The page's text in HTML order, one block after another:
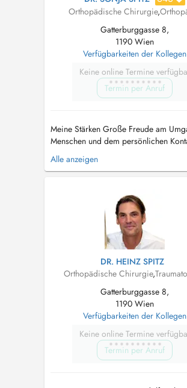
Orthopädische Chirurgie,
Gatterburggasse 8,
1190 Wien
Verfügbarkeiten der Kollegen
Keine online Termine
Termin per Anruf
Meine Stärken Große Freude am
Menschen und dem persönlichen
Gespräch. Hohes
fachliche Kompetenz. Langjährige
großes Spektrum der Orthopädie und
Alle anzeigen
DR. HEINZ SPITZ
Orthopädische Chirurgie,
Gatterburggasse 8,
1190 Wien
Verfügbarkeiten der Kollegen
Keine online Termine
Termin per Anruf